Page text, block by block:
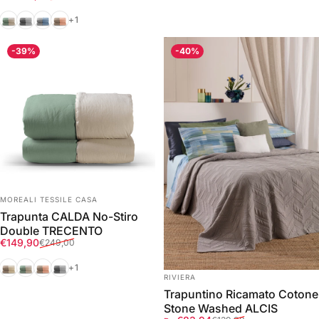
Verde/Corda
Grigio/Antracite
Azzurro Polvere/Grigio
Fard/Tortora
+1
-39%
FORNITORE:
MOREALI TESSILE CASA
Trapunta CALDA No-Stiro
Double TRECENTO
Prezzo scontato
€149,90
Prezzo di listino
€249,00
Tortora/Corda
Verde/Corda
Fard/Tortora
Grigio/Antracite
+1
-40%
FORNITORE:
RIVIERA
Trapuntino Ricamato Cotone
Stone Washed ALCIS